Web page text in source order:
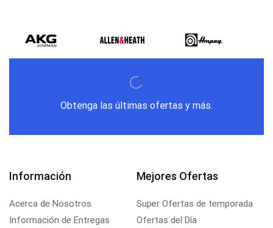
Obtenga las últimas ofertas y más.
Información
Acerca de Nosotros
Información de Entregas
Mejores Ofertas
Super Ofertas de temporada
Ofertas del Día